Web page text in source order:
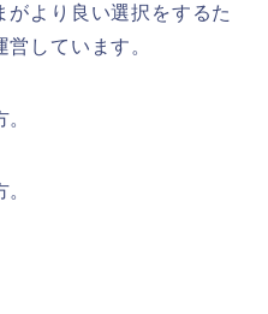
がより良い選択をするた
しています。